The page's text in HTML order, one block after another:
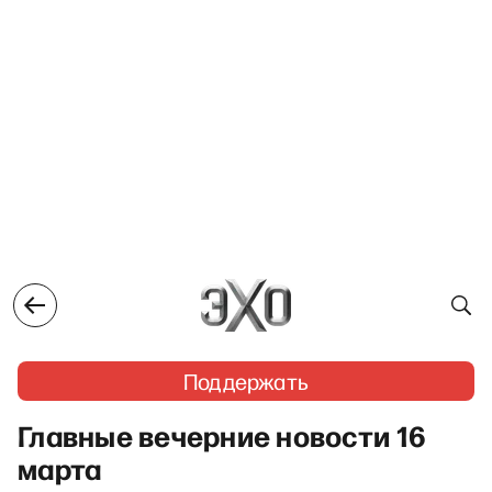
Поддержать
Главные вечерние новости 16
марта